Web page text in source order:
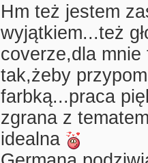
Hm też jestem
wyjątkiem...też
coverze,dla mnie
tak,żeby
farbką...praca
zgrana z
idealna